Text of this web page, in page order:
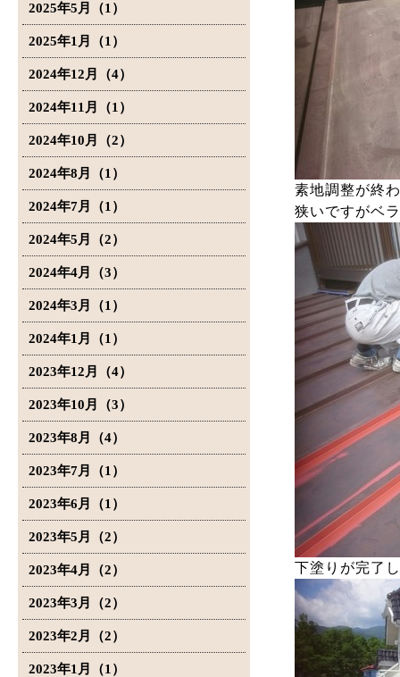
2025年5月（1）
2025年1月（1）
2024年12月（4）
2024年11月（1）
2024年10月（2）
2024年8月（1）
2024年7月（1）
2024年5月（2）
2024年4月（3）
2024年3月（1）
2024年1月（1）
2023年12月（4）
2023年10月（3）
2023年8月（4）
2023年7月（1）
2023年6月（1）
2023年5月（2）
2023年4月（2）
2023年3月（2）
2023年2月（2）
2023年1月（1）
素地調整が終
狭いですがベ
下塗りが完了